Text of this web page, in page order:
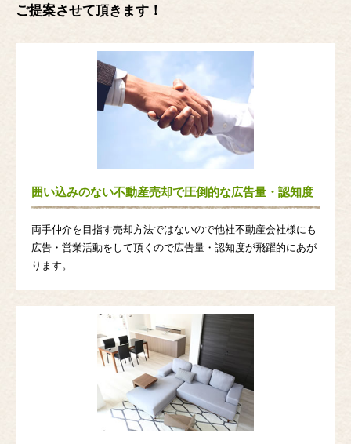
ご提案させて頂きます！
囲い込みのない不動産売却で圧倒的な広告量・認知度
両手仲介を目指す売却方法ではないので他社不動産会社様にも
広告・営業活動をして頂くので広告量・認知度が飛躍的にあが
ります。